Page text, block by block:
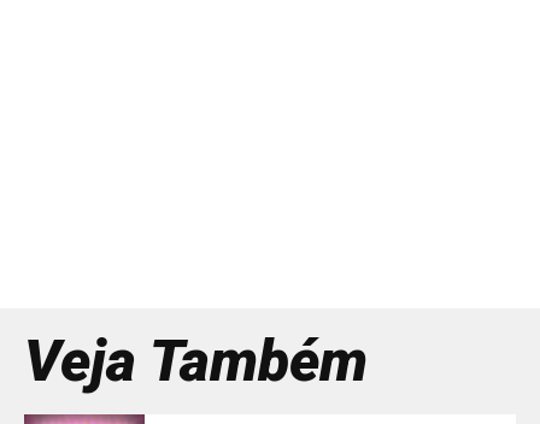
Veja Também